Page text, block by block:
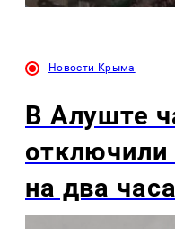
Новости Крыма
В Алуште
отключили
на два часа